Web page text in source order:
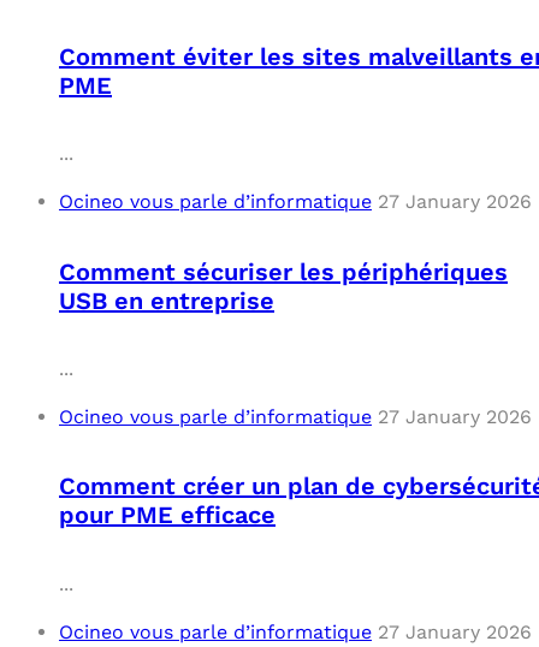
Comment éviter les sites malveillants
PME
...
Ocineo vous parle d’informatique 27 January 2026
Comment sécuriser les périphériques
USB en entreprise
...
Ocineo vous parle d’informatique 27 January 2026
Comment créer un plan de
pour PME efficace
...
Ocineo vous parle d’informatique 27 January 2026